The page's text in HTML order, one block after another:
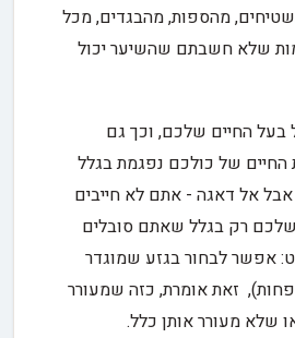
מהספות, מהבגדים, מכל
שלא חשבתם שהשיער יכול
החיים שלכם, וכך גם
של כולכם נפגמת בגלל
אבל אל דאגה - אתם לא חייבים
רק בגלל שאתם סובלים
אפשר לבחור בגזע שמוגדר
זאת אומרת, כזה שמעורר
שלא מעורר אותן כלל.